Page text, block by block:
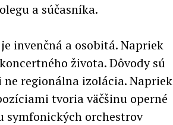
a súčasníka.
invenčná a osobitá. Napriek
života. Dôvody sú
regionálna izolácia. Napriek
tvoria väčšinu operné
symfonických orchestrov